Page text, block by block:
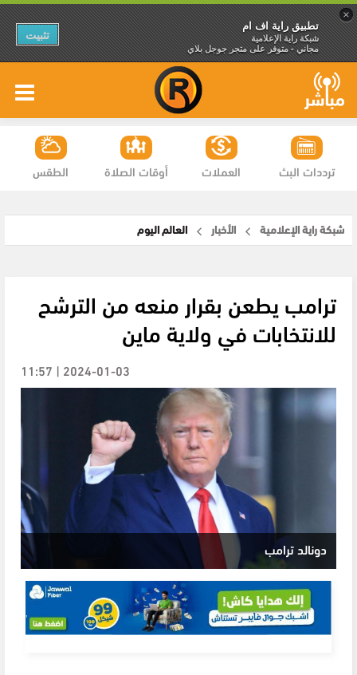
×
تطبيق راية اف ام
شبكة راية الإعلامية
مجاني - متوفر على متجر جوجل بلاي
تثبيت
الطقس أوقات الصلاة العملات ترددات البث
شبكة راية الإعلامية الأخبار العالم اليوم
ترامب يطعن بقرار منعه من الترشح
للانتخابات في ولاية ماين
2024-01-03 | 11:57
دونالد ترامب